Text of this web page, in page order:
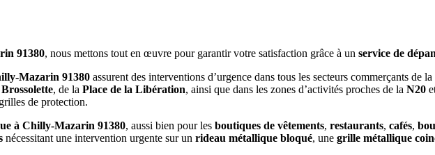
91380, nous mettons tout en œuvre pour garantir votre satisfaction grâce à un service de
Mazarin 91380 assurent des interventions d’urgence dans tous les secteurs commerçants de
, de la Place de la Libération, ainsi que dans les zones d’activités proches de la N20
de protection.
à Chilly-Mazarin 91380, aussi bien pour les boutiques de vêtements, restaurants, cafés,
nécessitant une intervention urgente sur un rideau métallique bloqué, une grille métallique